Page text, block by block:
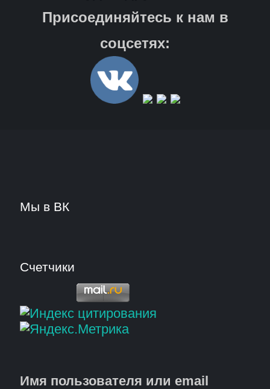
Присоединяйтесь к нам в
соцсетях:
Мы в ВК
Счетчики
Имя пользователя или email